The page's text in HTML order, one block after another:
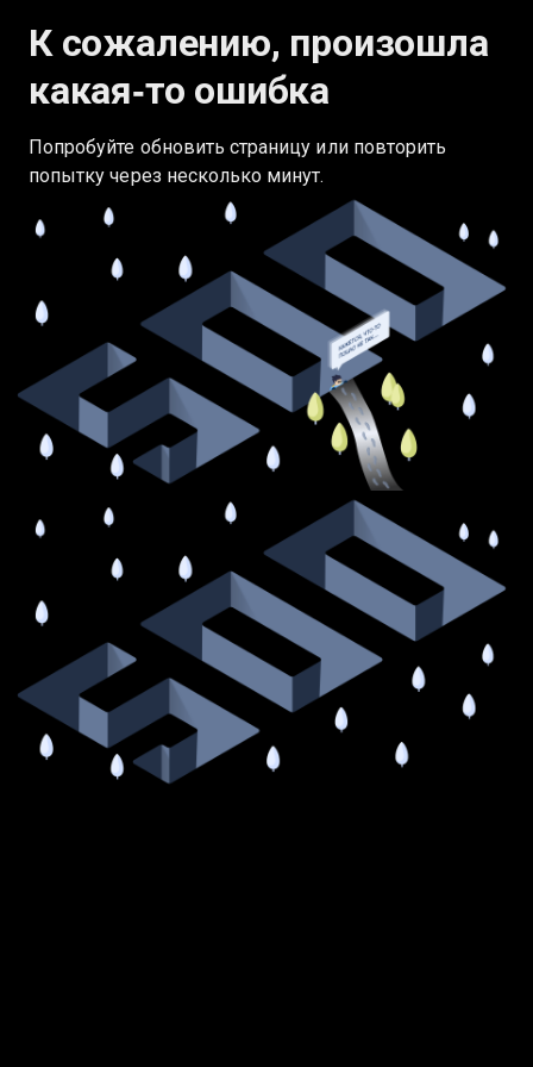
К сожалению, произошла
какая‑то ошибка
Попробуйте обновить страницу или повторить
попытку через несколько минут.